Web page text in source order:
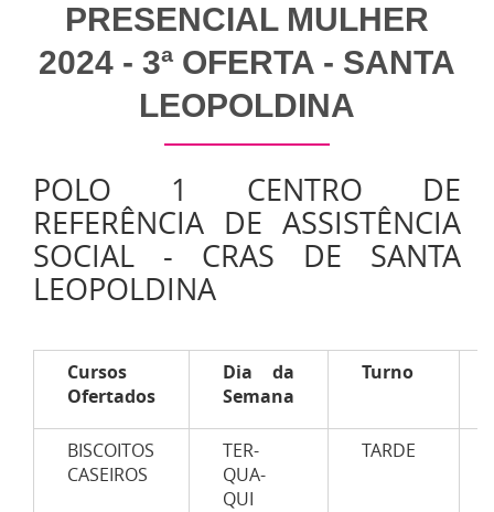
PRESENCIAL MULHER
2024 - 3ª OFERTA - SANTA
LEOPOLDINA
POLO 1 CENTRO DE
REFERÊNCIA DE ASSISTÊNCIA
SOCIAL - CRAS DE SANTA
LEOPOLDINA
Cursos
Ofertados
Dia da
Semana
Turno
BISCOITOS
CASEIROS
TER-
QUA-
QUI
TARDE